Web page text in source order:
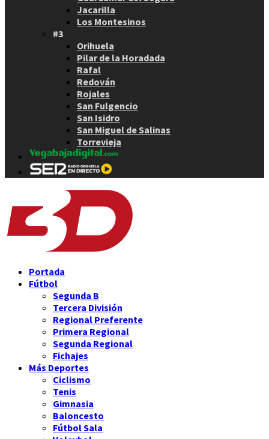
Jacarilla
Los Montesinos
#3
Orihuela
Pilar de la Horadada
Rafal
Redován
Rojales
San Fulgencio
San Isidro
San Miguel de Salinas
Torrevieja
Portada
Fútbol
Segunda B
Tercera División
Regional Preferente
Primera Regional
Segunda Regional
Fichajes
Más Deportes
Ciclismo
Tenis
Gimnasia
Baloncesto
Fútbol Sala